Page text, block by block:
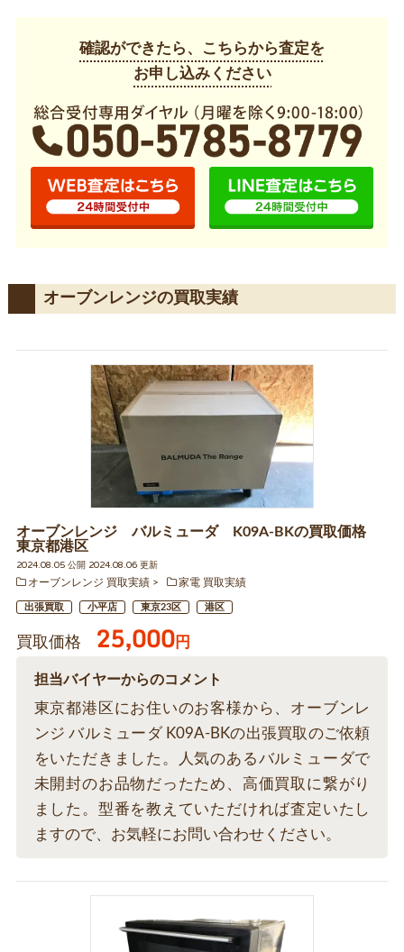
確認ができたら、こちらから査定を
お申し込みください
オーブンレンジの買取実績
オーブンレンジ バルミューダ K09A-BKの買取価格
東京都港区
2024.08.05 公開 2024.08.06 更新
オーブンレンジ 買取実績
家電 買取実績
出張買取 小平店 東京23区 港区
買取価格 25,000円
担当バイヤーからのコメント
東京都港区にお住いのお客様から、オーブンレ
ンジ バルミューダ K09A-BKの出張買取のご依頼
をいただきました。人気のあるバルミューダで
未開封のお品物だったため、高価買取に繋がり
ました。型番を教えていただければ査定いたし
ますので、お気軽にお問い合わせください。